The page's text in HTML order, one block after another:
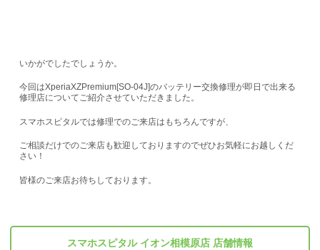
いかがでしたでしょうか。
今回はXperiaXZPremium[SO-04J]のバッテリー交換修理が即日で出来る
修理店についてご紹介させていただきました。
スマホスピタルでは修理でのご来店はもちろんですが、
ご相談だけでのご来店も歓迎しておりますのでぜひお気軽にお越しくだ
さい！
皆様のご来店お待ちしております。
スマホスピタル イオン相模原店 店舗情報